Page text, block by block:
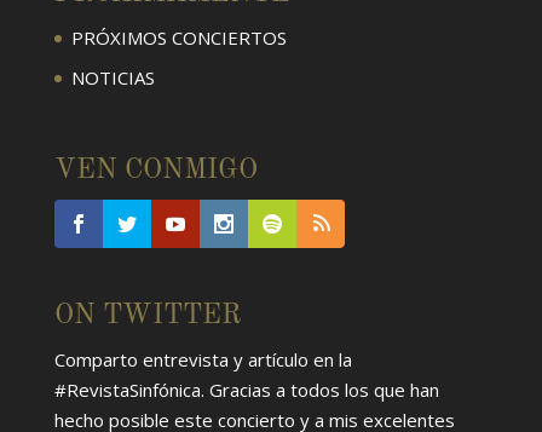
PRÓXIMOS CONCIERTOS
NOTICIAS
VEN CONMIGO
ON TWITTER
Comparto entrevista y artículo en la
#RevistaSinfónica. Gracias a todos los que han
hecho posible este concierto y a mis excelentes